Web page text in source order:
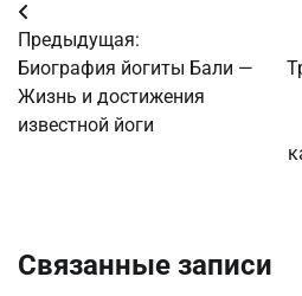
Навигация
по
записям
Предыдущая:
Биография йогиты Бали —
Жизнь и достижения
известной йоги
Связанные записи